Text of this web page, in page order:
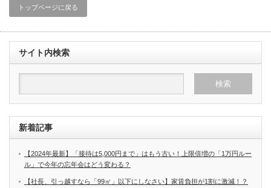
トップページに戻る
サイト内検索
新着記事
【2024年最新】「接待は5,000円まで」はもう古い！上限倍増の「1万円ルー
ル」で今年の忘年会はどう変わる？
【社長、引っ越すなら「99㎡」以下にしなさい】家賃負担が1割に激減！？